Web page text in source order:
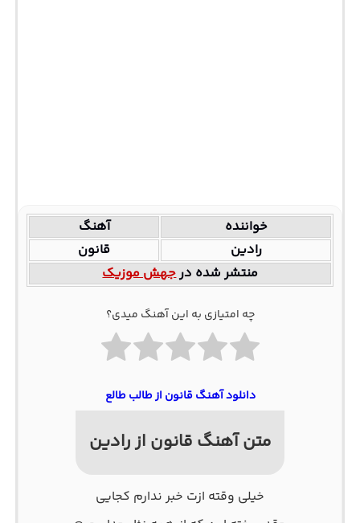
خواننده
آهنگ
رادین
قانون
منتشر شده درجهش موزیک
چه امتیازی به این آهنگ میدی؟
دانلود آهنگ قانون از طالب طالع
متن آهنگ قانون از رادین
خیلی وقته ازت خبر ندارم کجایی